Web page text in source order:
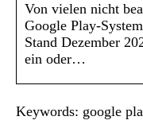
Von vielen nicht
Google Play-
Stand Dezember
ein oder…
Keywords: google